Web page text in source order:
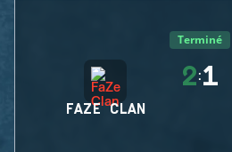
Terminé
FAZE CLAN
2:1